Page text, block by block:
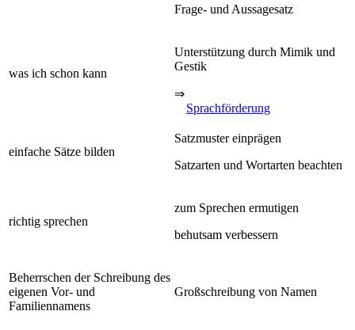
Frage- und Aussagesatz
was ich schon kann
Unterstützung durch Mimik und
Gestik
⇒
Sprachförderung
einfache Sätze bilden
Satzmuster einprägen
Satzarten und Wortarten beachten
richtig sprechen
zum Sprechen ermutigen
behutsam verbessern
Beherrschen der Schreibung des
eigenen Vor- und
Familiennamens
Großschreibung von Namen